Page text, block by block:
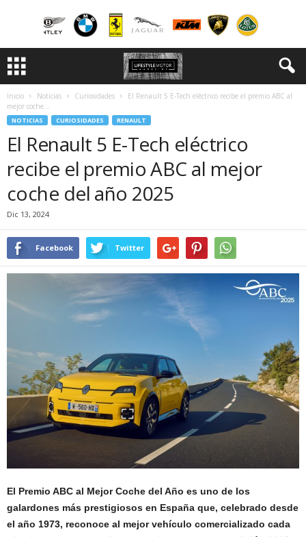
Inicio Noticias Curiosidades
El Renault 5 E-Tech eléctrico recibe el premio ABC al
mejor coche...
NOTICIAS CURIOSIDADES RENAULT
El Renault 5 E-Tech eléctrico
recibe el premio ABC al mejor
coche del año 2025
Dic 13, 2024
Facebook Twitter
El Premio ABC al Mejor Coche del Año es uno de los
galardones más prestigiosos en España que, celebrado desde
el año 1973, reconoce al mejor vehículo comercializado cada